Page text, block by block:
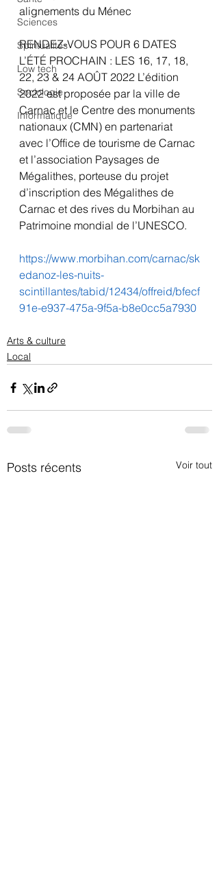
Sciences
Spiritualités
Low tech
Sociologie
Informatique
alignements du Ménec
RENDEZ-VOUS POUR 6 DATES
L’ÉTÉ PROCHAIN : LES 16, 17, 18,
22, 23 & 24 AOÛT 2022 L’édition
2022 est proposée par la ville de
Carnac et le Centre des monuments
nationaux (CMN) en partenariat
avec l’Office de tourisme de Carnac
et l’association Paysages de
Mégalithes, porteuse du projet
d’inscription des Mégalithes de
Carnac et des rives du Morbihan au
Patrimoine mondial de l’UNESCO.
https://www.morbihan.com/carnac/sk
edanoz-les-nuits-
scintillantes/tabid/12434/offreid/bfecf
91e-e937-475a-9f5a-b8e0cc5a7930
Arts & culture
Local
Posts récents Voir tout